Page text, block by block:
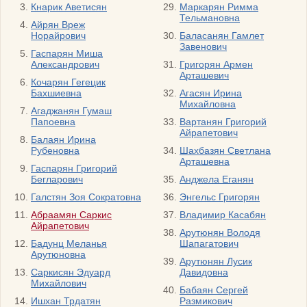
Кнарик Аветисян
Айрян Вреж
Норайрович
Гаспарян Миша
Александрович
Кочарян Гегецик
Бахшиевна
Агаджанян Гумаш
Папоевна
Балаян Ирина
Рубеновна
Гаспарян Григорий
Бегларович
Галстян Зоя Сократовна
Абраамян Саркис
Айрапетович
Бадунц Меланья
Арутюновна
Саркисян Эдуард
Михайлович
Ишхан Трдатян
Маркарян Римма
Тельмановна
Баласанян Гамлет
Завенович
Григорян Армен
Арташевич
Агасян Ирина
Михайловна
Вартанян Григорий
Айрапетович
Шахбазян Светлана
Арташевна
Анджела Еганян
Энгельс Григорян
Владимир Касабян
Арутюнян Володя
Шапагатович
Арутюнян Лусик
Давидовна
Бабаян Сергей
Размикович